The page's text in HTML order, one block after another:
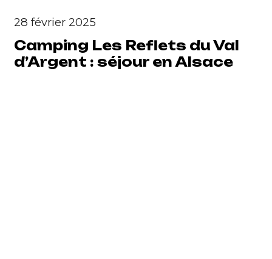
28 février 2025
Camping Les Reflets du Val
d’Argent : séjour en Alsace